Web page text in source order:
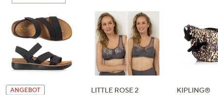
ANGEBOT
LITTLE ROSE 2
KIPLING®